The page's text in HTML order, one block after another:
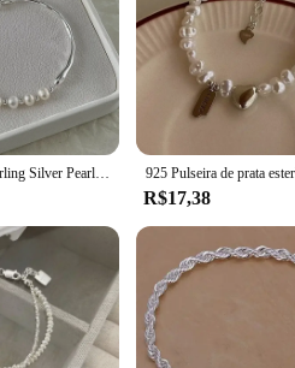
Vintage 925 Sterling Silver Pearl Pulseira para Mulheres, Luxo Irregular Metal Knots Charme, Moda Festa Jóias Presentes
R$17,38